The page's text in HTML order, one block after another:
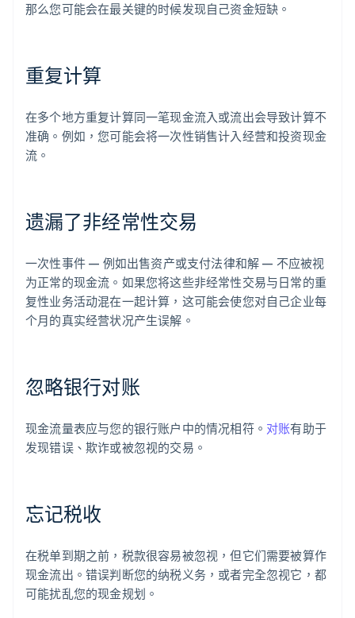
那么您可能会在最关键的时候发现自己资金短缺。
重复计算
在多个地方重复计算同一笔现金流入或流出会导致计算不
准确。例如，您可能会将一次性销售计入经营和投资现金
流。
遗漏了非经常性交易
一次性事件 — 例如出售资产或支付法律和解 — 不应被视
为正常的现金流。如果您将这些非经常性交易与日常的重
复性业务活动混在一起计算，这可能会使您对自己企业每
个月的真实经营状况产生误解。
忽略银行对账
现金流量表应与您的银行账户中的情况相符。 对账有助于
发现错误、欺诈或被忽视的交易。
忘记税收
在税单到期之前，税款很容易被忽视，但它们需要被算作
现金流出。错误判断您的纳税义务，或者完全忽视它，都
可能扰乱您的现金规划。
English
爱尔兰
English